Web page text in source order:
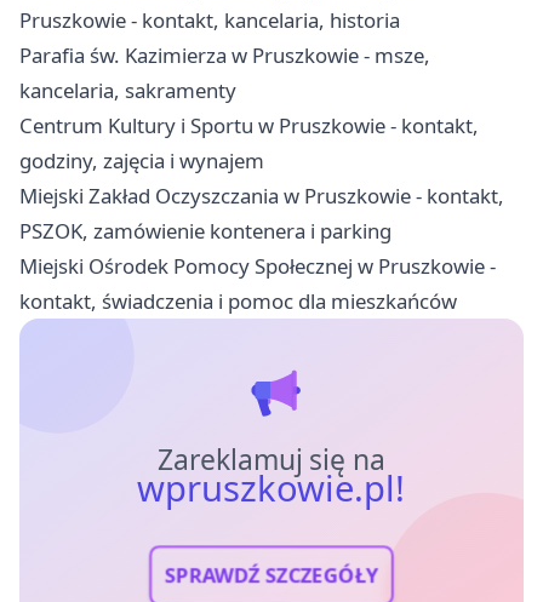
Pruszkowie - kontakt, kancelaria, historia
Parafia św. Kazimierza w Pruszkowie - msze,
kancelaria, sakramenty
Centrum Kultury i Sportu w Pruszkowie - kontakt,
godziny, zajęcia i wynajem
Miejski Zakład Oczyszczania w Pruszkowie - kontakt,
PSZOK, zamówienie kontenera i parking
Miejski Ośrodek Pomocy Społecznej w Pruszkowie -
kontakt, świadczenia i pomoc dla mieszkańców
Zareklamuj się na
wpruszkowie.pl!
SPRAWDŹ SZCZEGÓŁY